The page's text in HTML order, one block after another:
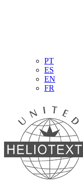
PT
ES
EN
FR